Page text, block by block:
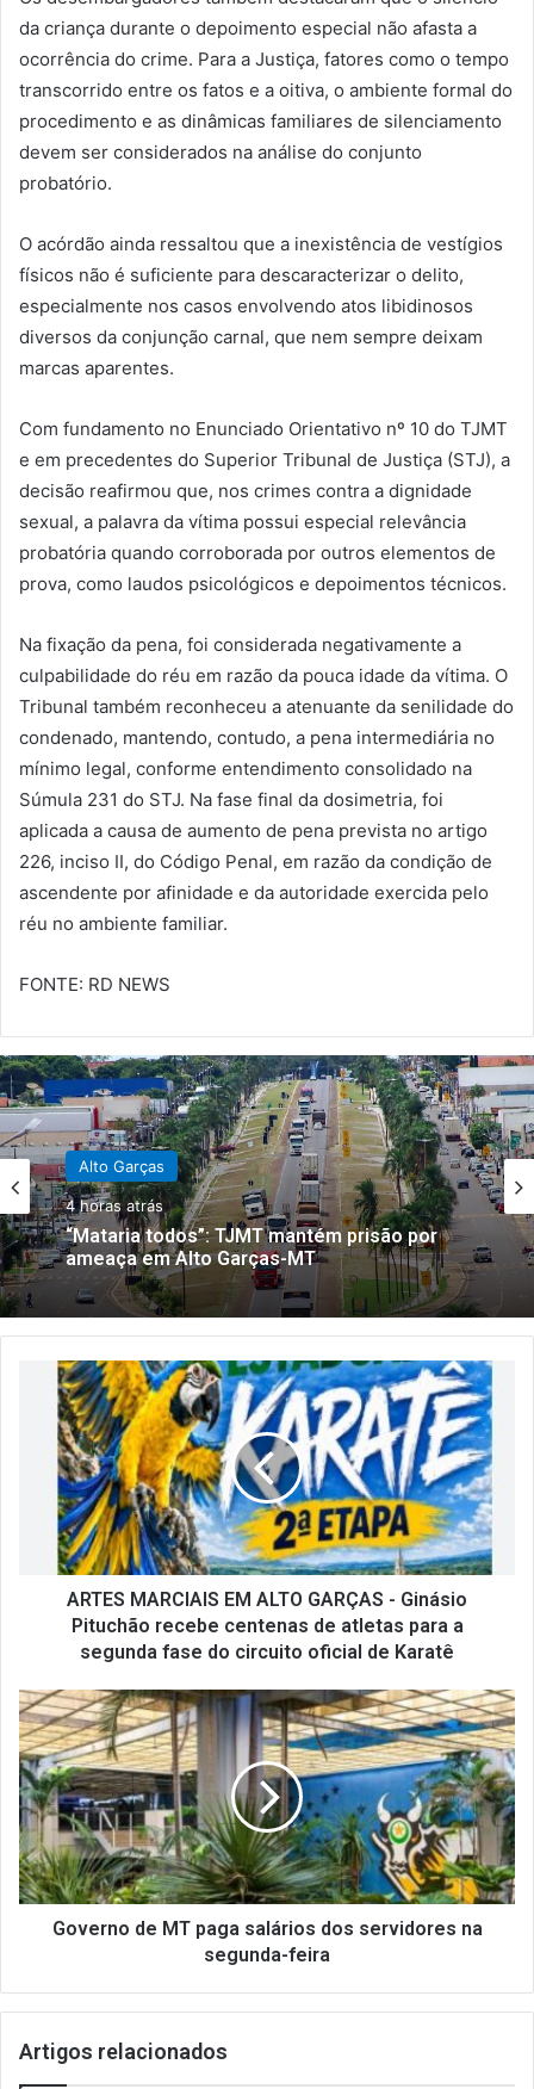
da criança durante o depoimento especial não afasta a
ocorrência do crime. Para a Justiça, fatores como o tempo
transcorrido entre os fatos e a oitiva, o ambiente formal do
procedimento e as dinâmicas familiares de silenciamento
devem ser considerados na análise do conjunto
probatório.
O acórdão ainda ressaltou que a inexistência de vestígios
físicos não é suficiente para descaracterizar o delito,
especialmente nos casos envolvendo atos libidinosos
diversos da conjunção carnal, que nem sempre deixam
marcas aparentes.
Com fundamento no Enunciado Orientativo nº 10 do TJMT
e em precedentes do Superior Tribunal de Justiça (STJ), a
decisão reafirmou que, nos crimes contra a dignidade
sexual, a palavra da vítima possui especial relevância
probatória quando corroborada por outros elementos de
prova, como laudos psicológicos e depoimentos técnicos.
Na fixação da pena, foi considerada negativamente a
culpabilidade do réu em razão da pouca idade da vítima. O
Tribunal também reconheceu a atenuante da senilidade do
condenado, mantendo, contudo, a pena intermediária no
mínimo legal, conforme entendimento consolidado na
Súmula 231 do STJ. Na fase final da dosimetria, foi
aplicada a causa de aumento de pena prevista no artigo
226, inciso II, do Código Penal, em razão da condição de
ascendente por afinidade e da autoridade exercida pelo
réu no ambiente familiar.
FONTE: RD NEWS
Alto Garças
4 horas atrás
“Mataria todos”: TJMT mantém prisão por
ameaça em Alto Garças-MT
Alto Araguaia
16 horas atrás
Prefeitura de Alto Araguaia abre seleção
para comerciantes interessados em atuar
no Festival Náutico 2026
ARTES MARCIAIS EM ALTO GARÇAS - Ginásio
Pituchão recebe centenas de atletas para a
segunda fase do circuito oficial de Karatê
Governo de MT paga salários dos servidores na
segunda-feira
Artigos relacionados